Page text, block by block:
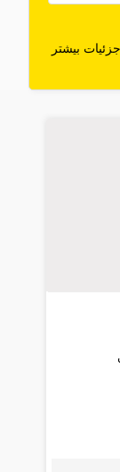
جزئیات بیشتر